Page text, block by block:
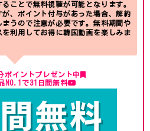
ことで無料視聴が可能となります。
、ポイント付与があった場合、解約
うので注意が必要です。無料期間や
利用してお得に韓国動画を楽しみま
ポイントプレゼント中
NO.1で31日間無料